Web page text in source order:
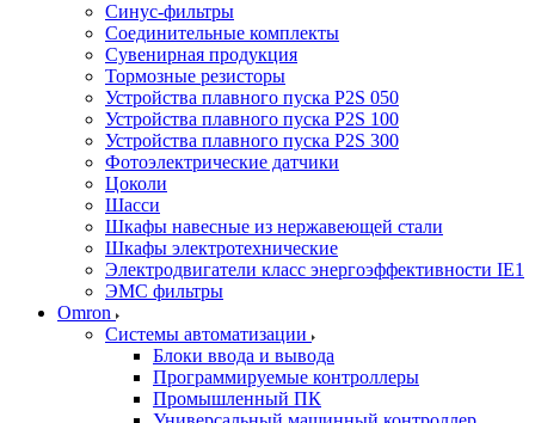
Синус-фильтры
Соединительные комплекты
Сувенирная продукция
Тормозные резисторы
Устройства плавного пуска P2S 050
Устройства плавного пуска P2S 100
Устройства плавного пуска P2S 300
Фотоэлектрические датчики
Цоколи
Шасси
Шкафы навесные из нержавеющей стали
Шкафы электротехнические
Электродвигатели класс энергоэффективности IE1
ЭМС фильтры
Omron
Системы автоматизации
Блоки ввода и вывода
Программируемые контроллеры
Промышленный ПК